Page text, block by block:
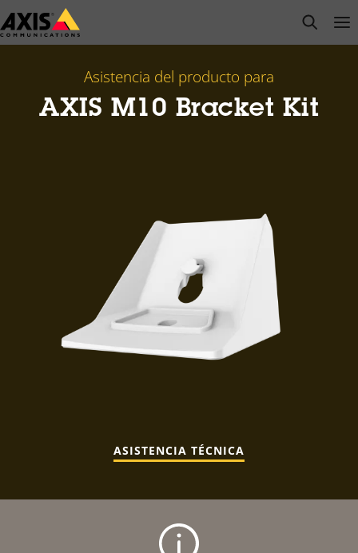
Saltar
al
open
Asistencia del producto para
AXIS M10 Bracket Kit
ASISTENCIA TÉCNICA